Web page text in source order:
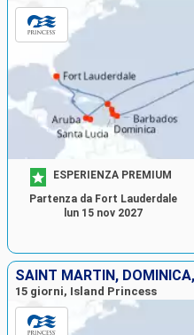
ESPERIENZA PREMIUM
Partenza da Fort Lauderdale
lun 15 nov 2027
15 giorni, Island Princess